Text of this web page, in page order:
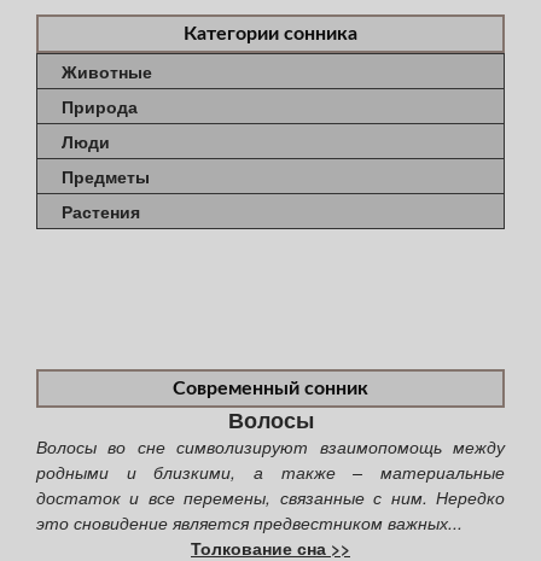
Категории сонника
Животные
Природа
Люди
Предметы
Растения
Современный сонник
Волосы
Волосы во сне символизируют взаимопомощь между
родными и близкими, а также – материальные
достаток и все перемены, связанные с ним. Нередко
это сновидение является предвестником важных...
Толкование сна >>